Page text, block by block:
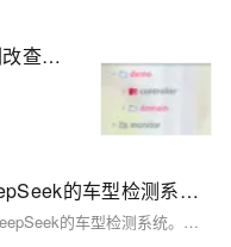
若依ruoyi框架整合magic-api增删改查Demo
【AI加持】基于PyQt+YOLO+DeepSeek的车型检测系统（详细介绍）
本文介绍了一款基于PyQt5、YOLOv8和DeepSeek的车型检测系统。该系统通过YOLOv8实现实时目标检测，可识别公交车、小汽车等多种车型，并利用DeepSeek进行智能分析评估。系统采用Sqlite3进行数据存储，结合多线程技术提升性能。应用场景包括交通流量监测、智慧停车场管理、公路收费站和城市安防等，为智能交通建设提供高效解决方案。系统还具备登录注册功能，确保使用安全。该技术方案将计算机视觉与AI分析相结合，推动交通管理向智能化方向发展。